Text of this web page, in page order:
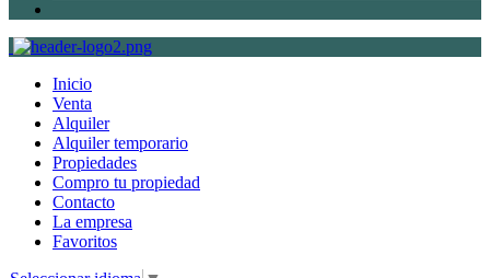
Inicio
Venta
Alquiler
Alquiler temporario
Propiedades
Compro tu propiedad
Contacto
La empresa
Favoritos